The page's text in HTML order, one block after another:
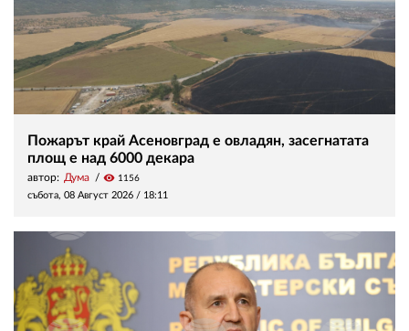
Пожарът край Асеновград е овладян, засегнатата
площ е над 6000 декара
автор: Дума visibility 1156
събота, 08 Август 2026 / 18:11